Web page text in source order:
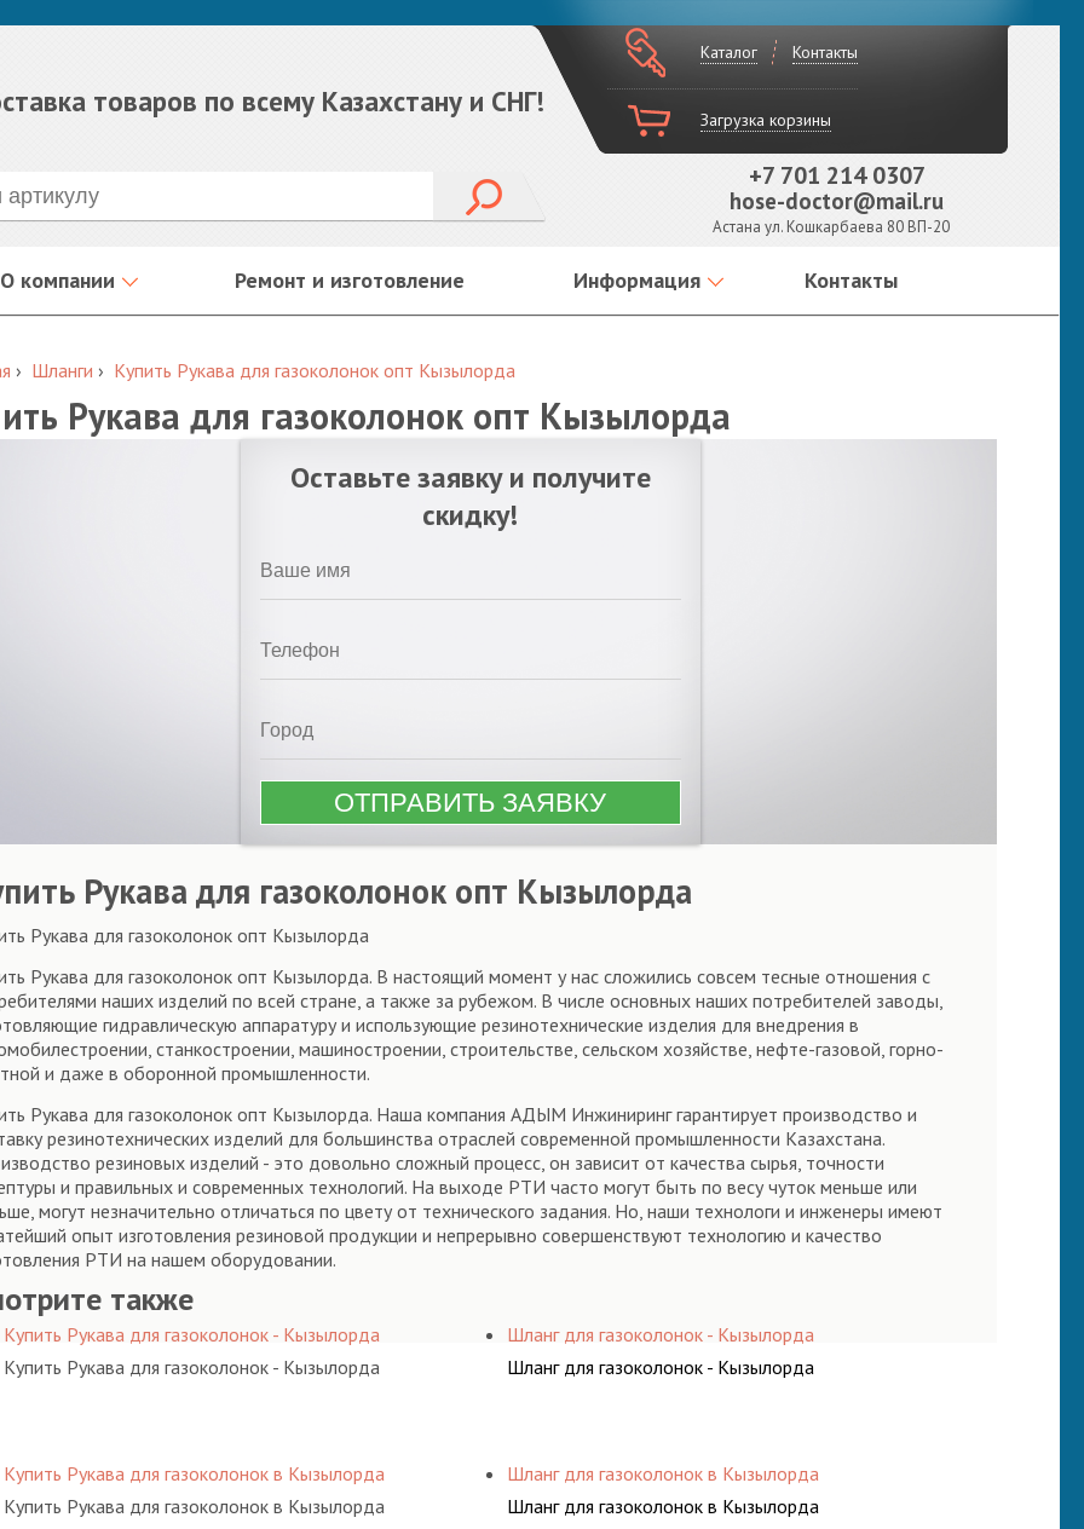
товаров по всему Казахстану и СНГ!
Каталог Контакты
Загрузка корзины
+7 701 214 0307
hose-doctor@mail.ru
Астана ул. Кошкарбаева 80 ВП-20
О компании Ремонт и изготовление Информация Контакты
› Шланги › Купить Рукава для газоколонок опт Кызылорда
Рукава для газоколонок опт Кызылорда
Оставьте заявку и получите
скидку!
Рукава для газоколонок опт Кызылорда
Рукава для газоколонок опт Кызылорда
Рукава для газоколонок опт Кызылорда. В настоящий момент у нас сложились совсем тесные отношения с
наших изделий по всей стране, а также за рубежом. В числе основных наших потребителей заводы,
гидравлическую аппаратуру и использующие резинотехнические изделия для внедрения в
станкостроении, машиностроении, строительстве, сельском хозяйстве, нефте-газовой, горно-
и даже в оборонной промышленности.
Рукава для газоколонок опт Кызылорда. Наша компания АДЫМ Инжиниринг гарантирует производство и
резинотехнических изделий для большинства отраслей современной промышленности Казахстана.
резиновых изделий - это довольно сложный процесс, он зависит от качества сырья, точности
и правильных и современных технологий. На выходе РТИ часто могут быть по весу чуток меньше или
могут незначительно отличаться по цвету от технического задания. Но, наши технологи и инженеры имеют
опыт изготовления резиновой продукции и непрерывно совершенствуют технологию и качество
РТИ на нашем оборудовании.
также
Купить Рукава для газоколонок - Кызылорда
Купить Рукава для газоколонок - Кызылорда
Купить Рукава для газоколонок в Кызылорда
Купить Рукава для газоколонок в Кызылорда
Шланг для газоколонок - Кызылорда
Шланг для газоколонок - Кызылорда
Шланг для газоколонок в Кызылорда
Шланг для газоколонок в Кызылорда